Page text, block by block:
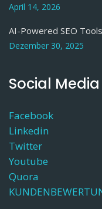
April 14, 2026
AI-Powered SEO
Dezember 30, 2025
Social Media
Facebook
Linkedin
Twitter
Youtube
Quora